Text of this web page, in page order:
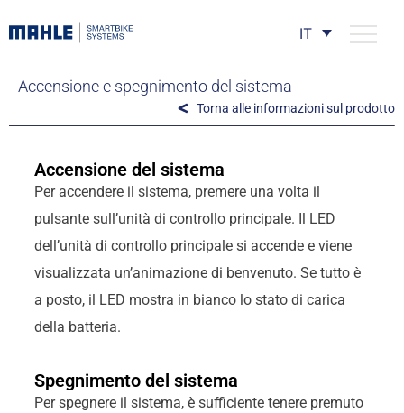
IT
Accensione e spegnimento del sistema
Torna alle informazioni sul prodotto
Accensione del sistema
Per accendere il sistema, premere una volta il
pulsante sull’unità di controllo principale. Il LED
dell’unità di controllo principale si accende e viene
visualizzata un’animazione di benvenuto. Se tutto è
a posto, il LED mostra in bianco lo stato di carica
della batteria.
Spegnimento del sistema
Per spegnere il sistema, è sufficiente tenere premuto